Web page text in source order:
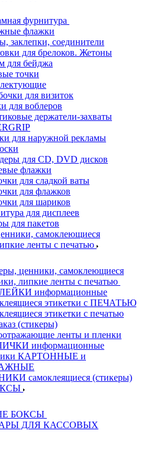
фурнитура
флажки
заклепки, соединители
для брелоков. Жетоны
для бейджа
точки
для визиток
для воблеров
держатели-захваты
для наружной рекламы
для CD, DVD дисков
флажки
для сладкой ваты
для флажков
для шариков
для дисплеев
для пакетов
самоклеющиеся
ленты с печатью
ценники, самоклеющиеся
липкие ленты с печатью
информационные
этикетки с ПЕЧАТЬЮ
этикетки с печатью
(стикеры)
ленты и пленки
информационные
КАРТОННЫЕ и
самоклеящиеся (стикеры)
БОКСЫ
ДЛЯ КАССОВЫХ